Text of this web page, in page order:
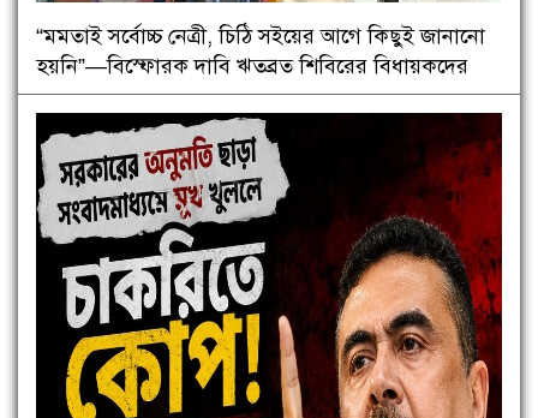
“মমতাই সর্বোচ্চ নেত্রী, চিঠি সইয়ের আগে কিছুই জানানো
হয়নি”—বিস্ফোরক দাবি ঋতব্রত শিবিরের বিধায়কদের